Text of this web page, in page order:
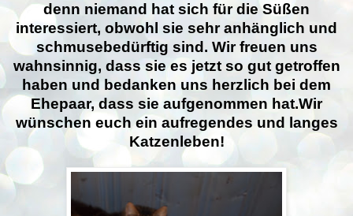
denn niemand hat sich für die Süßen
interessiert, obwohl sie sehr anhänglich und
schmusebedürftig sind. Wir freuen uns
wahnsinnig, dass sie es jetzt so gut getroffen
haben und bedanken uns herzlich bei dem
Ehepaar, dass sie aufgenommen hat.Wir
wünschen euch ein aufregendes und langes
Katzenleben!